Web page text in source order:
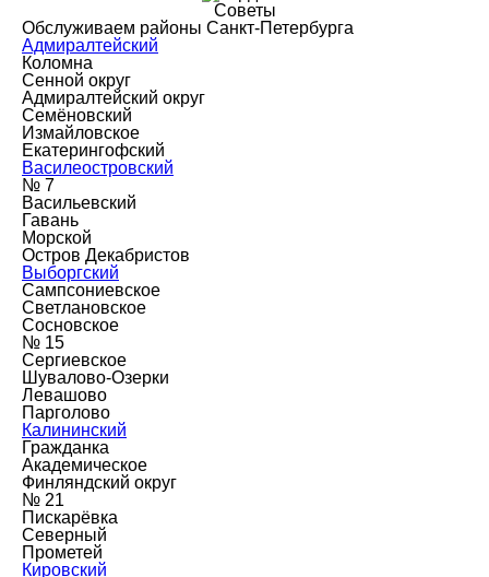
Советы
Обслуживаем районы Санкт-Петербурга
Адмиралтейский
Коломна
Сенной округ
Адмиралтейский округ
Семёновский
Измайловское
Екатерингофский
Василеостровский
№ 7
Васильевский
Гавань
Морской
Остров Декабристов
Выборгский
Сампсониевское
Светлановское
Сосновское
№ 15
Сергиевское
Шувалово-Озерки
Левашово
Парголово
Калининский
Гражданка
Академическое
Финляндский округ
№ 21
Пискарёвка
Северный
Прометей
Кировский